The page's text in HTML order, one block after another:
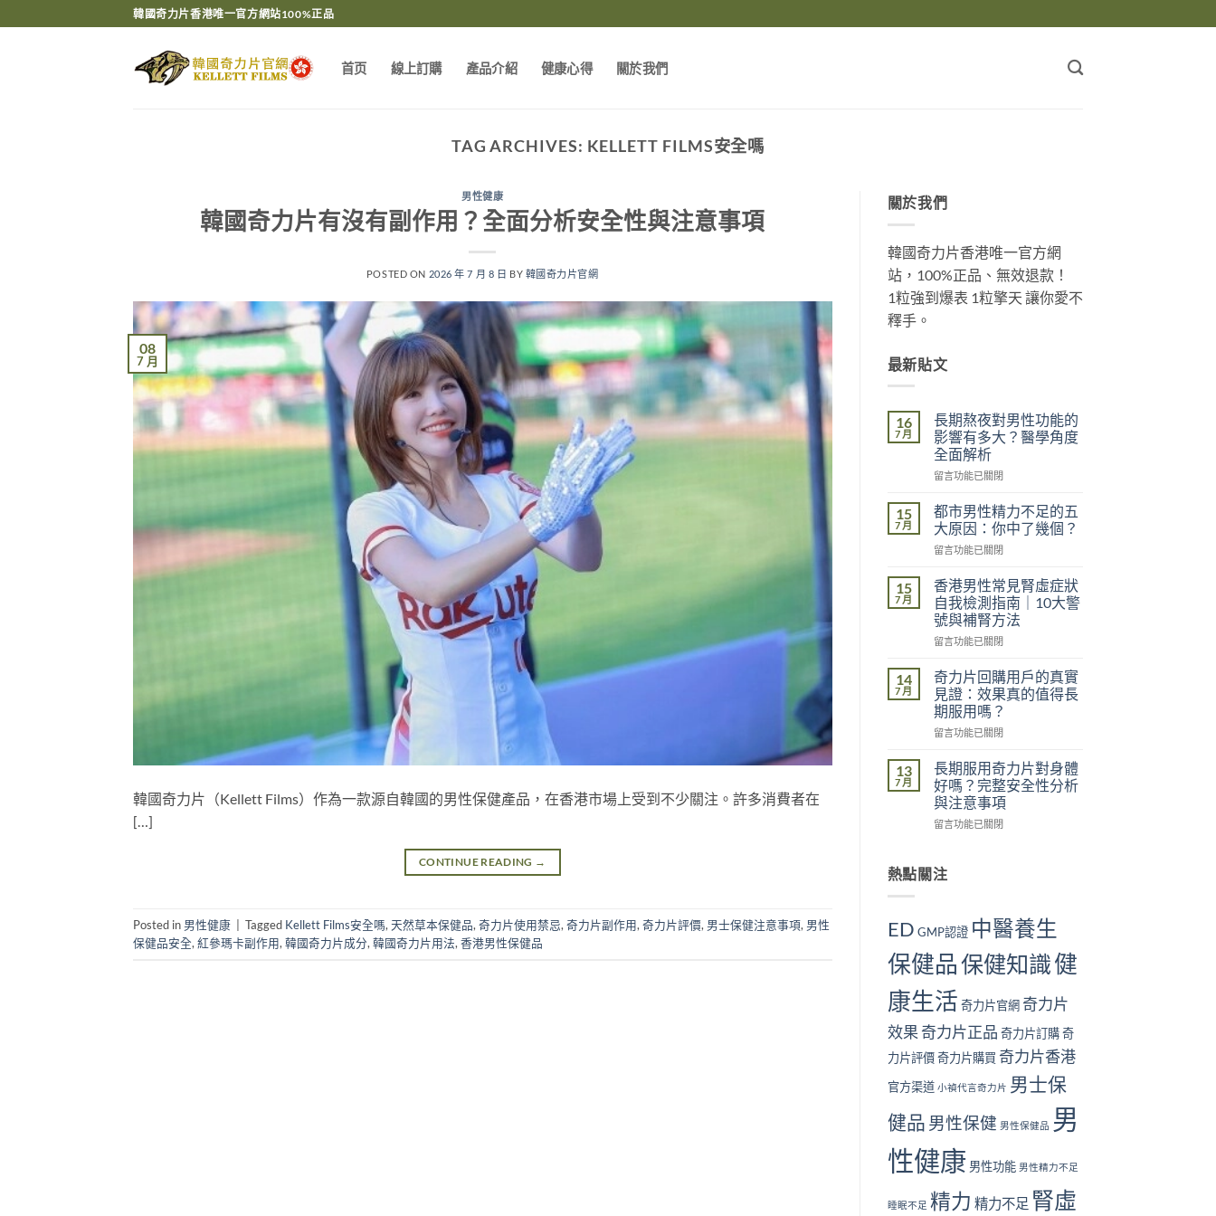
to
韓國奇力片香港唯一官方網站100%正品
首页 線上訂購 產品介紹 健康心得 關於我們
TAG ARCHIVES: KELLETT FILMS安全嗎
男性健康
韓國奇力片有沒有副作用？全面分析安全性與注意事項
POSTED ON 2026 年 7 月 8 日 BY 韓國奇力片官網
08
7 月
韓國奇力片（Kellett Films）作為一款源自韓國的男性保健產品，在香港市場上受到不少關注。許多消費者在
[…]
CONTINUE READING →
Posted in 男性健康 Tagged Kellett Films安全嗎, 天然草本保健品, 奇力片使用禁忌, 奇力片副作用, 奇力片評價, 男士保健注意事項, 男性
保健品安全, 紅參瑪卡副作用, 韓國奇力片成分, 韓國奇力片用法, 香港男性保健品
關於我們
韓國奇力片香港唯一官方網
站，100%正品、無效退款！
1粒強到爆表 1粒擎天 讓你愛不
釋手。
最新貼文
16
7 月
長期熬夜對男性功能的
影響有多大？醫學角度
全面解析
在
期
熬
夜
對
性
功
能
的
影
有
多
大？
醫
學
度
全
面
解
析〉
留言功能已關閉
15
7 月
都市男性精力不足的五
大原因：你中了幾個？
在
市
男
性
精
力
足
的
五
大
原
你
中
了
幾
個？〉
留言功能已關閉
15
7 月
香港男性常見腎虛症狀
自我檢測指南｜10大警
號與補腎方法
在
港
男
性
常
見
虛
症
狀
自
我
指
大
號
與
補
腎
方
法〉
中
留言功能已關閉
14
7 月
奇力片回購用戶的真實
見證：效果真的值得長
期服用嗎？
在
力
片
回
購
用
真
效
真
的
值
得
長
期
服
嗎？〉
留言功能已關閉
13
7 月
長期服用奇力片對身體
好嗎？完整安全性分析
與注意事項
在
服
用
片
身
體
好
嗎？
完
整
安
性
析
與
注
意
事
項〉
中
留言功能已關閉
熱點關注
ED GMP認證 中醫養生
保健品保健知識健
康生活 奇力片官網 奇力片
效果 奇力片正品 奇力片訂購 奇
力片評價 奇力片購買 奇力片香港
官方渠道 小禎代言奇力片 男士保
健品 男性保健 男性保健品 男
性健康 男性功能 男性精力不足
睡眠不足 精力 精力不足 腎虛